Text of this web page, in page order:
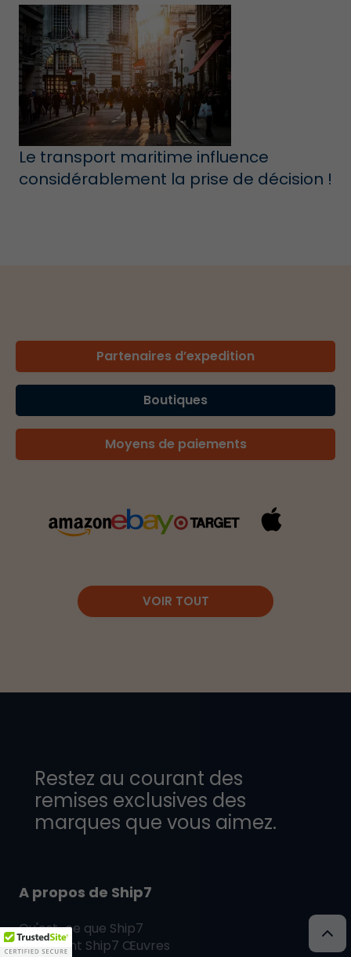
Le transport maritime influence
considérablement la prise de décision !
Partenaires d’expedition
Boutiques
Moyens de paiements
VOIR TOUT
Restez au courant des
remises exclusives des
marques que vous aimez.
A propos de Ship7
Qu'est-ce que Ship7
Comment Ship7 Œuvres